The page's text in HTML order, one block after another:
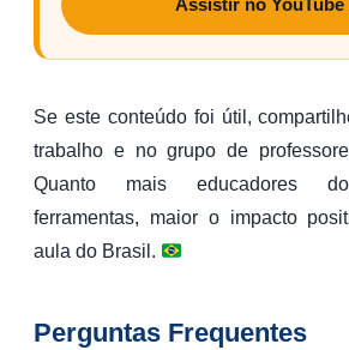
Assistir no
Se este conteúdo foi útil,
trabalho e no grupo de
Quanto mais educadores
ferramentas, maior o impacto
aula do Brasil.
Perguntas Frequentes